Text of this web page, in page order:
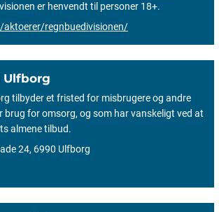
er henvendt til personer 18+.
regnbuedivisionen/
tilbyder et fristed for misbrugere og andre
brug for omsorg, og som har vanskeligt ved at
almene tilbud.
24, 6990 Ulfborg